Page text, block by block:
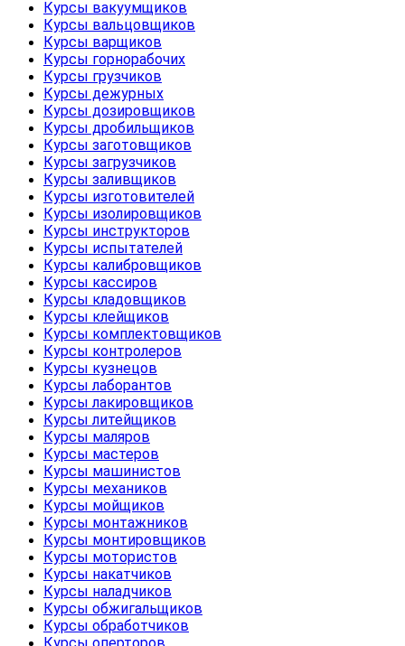
Курсы вакуумщиков
Курсы вальцовщиков
Курсы варщиков
Курсы горнорабочих
Курсы грузчиков
Курсы дежурных
Курсы дозировщиков
Курсы дробильщиков
Курсы заготовщиков
Курсы загрузчиков
Курсы заливщиков
Курсы изготовителей
Курсы изолировщиков
Курсы инструкторов
Курсы испытателей
Курсы калибровщиков
Курсы кассиров
Курсы кладовщиков
Курсы клейщиков
Курсы комплектовщиков
Курсы контролеров
Курсы кузнецов
Курсы лаборантов
Курсы лакировщиков
Курсы литейщиков
Курсы маляров
Курсы мастеров
Курсы машинистов
Курсы механиков
Курсы мойщиков
Курсы монтажников
Курсы монтировщиков
Курсы мотористов
Курсы накатчиков
Курсы наладчиков
Курсы обжигальщиков
Курсы обработчиков